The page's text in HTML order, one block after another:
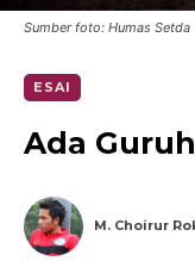
Sumber foto: Humas Setda
ESAI
Ada
M. Choirur